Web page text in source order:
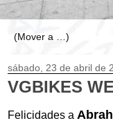
sábado, 23 de abril de
VGBIKES
Felicidades a